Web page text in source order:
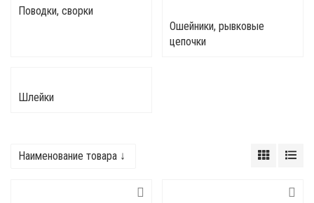
Поводки, сворки
Ошейники, рывковые
цепочки
Шлейки
Наименование товара ↓